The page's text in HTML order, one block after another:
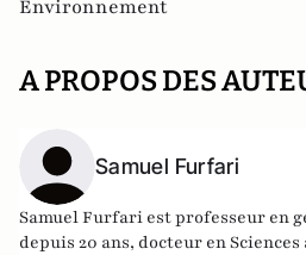
Environnement
A PROPOS DES
Samuel Furfari
Samuel Furfari est professeur en
depuis 20 ans, docteur en